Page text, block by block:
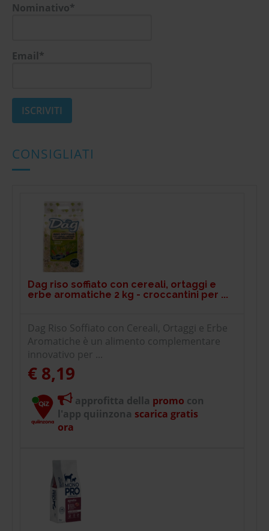
Nominativo*
Email*
CONSIGLIATI
Dag riso soffiato con cereali, ortaggi e
erbe aromatiche 2 kg - croccantini per ...
Dag Riso Soffiato con Cereali, Ortaggi e Erbe
Aromatiche è un alimento complementare
innovativo per ...
€ 8,19
approfitta della promo con
l'app quiinzona scarica gratis
ora